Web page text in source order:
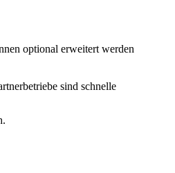
optional erweitert werden
sind schnelle